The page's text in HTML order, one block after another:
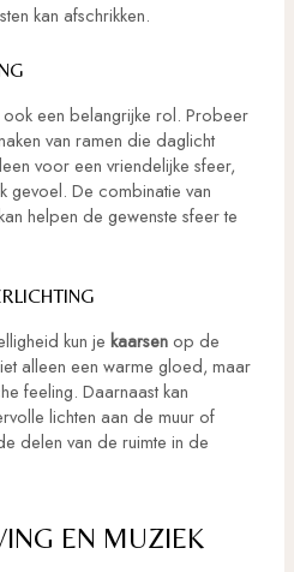
kan afschrikken.
ook een belangrijke rol. Probeer
van ramen die daglicht
voor een vriendelijke sfeer,
gevoel. De combinatie van
helpen de gewenste sfeer te
kun je kaarsenop de
alleen een warme gloed, maar
feeling. Daarnaast kan
lichten aan de muur of
delen van de ruimte in de
EN MUZIEK